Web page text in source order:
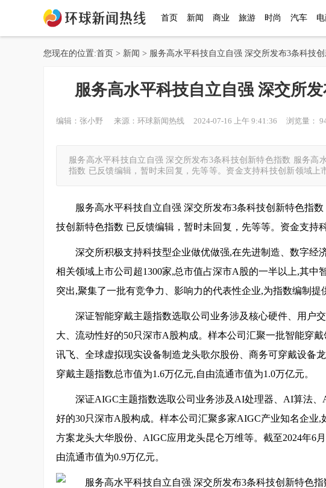
首页 新闻 商业 旅游 时尚 汽车
您现在的位置:首页 > 新闻 > 服务高水平科技自立自强 深交所发布3条科技
服务高水平科技自立自强 深交所
编辑：张小野 来源：环球新闻热线 2024-07-16 上午 9:41:36 浏览量：
服务高水平科技自立自强 深交所发布3条科技创新特色指数 服务高
指数 已反馈编辑，暂时未回复，先等等。资金支持科技创新领域
服务高水平科技自立自强 深交所发布3条科技创新特色指
技创新特色指数 已反馈编辑，暂时未回复，先等等。资金支持
深交所积极支持科技型企业做优做强,在先进制造、数字经
相关领域上市公司超1300家,总市值占深市A股的一半以上,其中
突出,聚集了一批有竞争力、影响力的代表性企业,为指数编制提
深证智能穿戴主题指数选取公司业务涉及核心硬件、用户
大、流动性好的50只深市A股构成。样本公司汇聚一批智能穿
讯飞、全球虚拟现实设备制造龙头歌尔股份、商务可穿戴设备
穿戴主题指数总市值为1.6万亿元,自由流通市值为1.0万亿元。
深证AIGC主题指数选取公司业务涉及AI处理器、AI算法
好的30只深市A股构成。样本公司汇聚多家AIGC产业知名企业
方案龙头大华股份、AIGC应用龙头昆仑万维等。截至2024年6
由流通市值为0.9万亿元。